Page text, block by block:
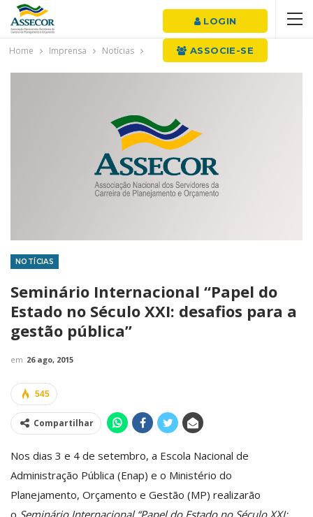
LOGIN
ASSOCIE-SE
Home Imprensa Notícias
NOTÍCIAS
Seminário Internacional “Papel do
Estado no Século XXI: desafios para a
gestão pública”
em 26 ago, 2015
545
Compartilhar
Nos dias 3 e 4 de setembro, a Escola Nacional de
Administração Pública (Enap) e o Ministério do
Planejamento, Orçamento e Gestão (MP) realizarão
o Seminário Internacional “Papel do Estado no Século XXI: